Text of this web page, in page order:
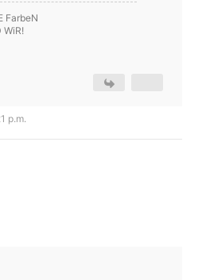
FarbeN
WiR!
p.m.